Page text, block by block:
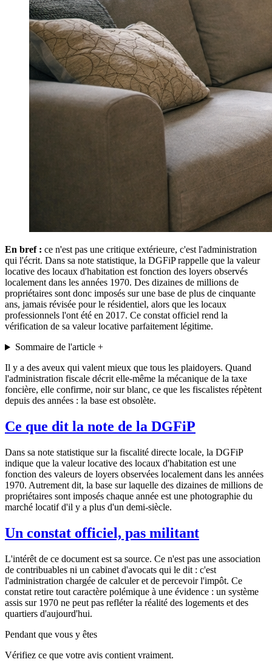
En bref : ce n'est pas une critique extérieure, c'est l'administration
qui l'écrit. Dans sa note statistique, la DGFiP rappelle que la valeur
locative des locaux d'habitation est fonction des loyers observés
localement dans les années 1970. Des dizaines de millions de
propriétaires sont donc imposés sur une base de plus de cinquante
ans, jamais révisée pour le résidentiel, alors que les locaux
professionnels l'ont été en 2017. Ce constat officiel rend la
vérification de sa valeur locative parfaitement légitime.
Sommaire de l'article+
Il y a des aveux qui valent mieux que tous les plaidoyers. Quand
l'administration fiscale décrit elle-même la mécanique de la taxe
foncière, elle confirme, noir sur blanc, ce que les fiscalistes répètent
depuis des années : la base est obsolète.
Ce que dit la note de la DGFiP
Dans sa note statistique sur la fiscalité directe locale, la DGFiP
indique que la valeur locative des locaux d'habitation est une
fonction des valeurs de loyers observées localement dans les années
1970. Autrement dit, la base sur laquelle des dizaines de millions de
propriétaires sont imposés chaque année est une photographie du
marché locatif d'il y a plus d'un demi-siècle.
Un constat officiel, pas militant
L'intérêt de ce document est sa source. Ce n'est pas une association
de contribuables ni un cabinet d'avocats qui le dit : c'est
l'administration chargée de calculer et de percevoir l'impôt. Ce
constat retire tout caractère polémique à une évidence : un système
assis sur 1970 ne peut pas refléter la réalité des logements et des
quartiers d'aujourd'hui.
Pendant que vous y êtes
Vérifiez ce que votre avis contient vraiment.